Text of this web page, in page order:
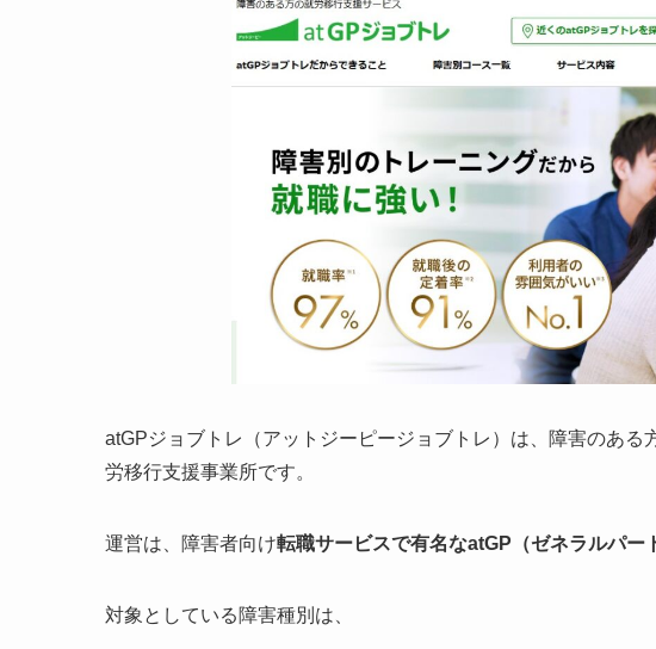
atGPジョブトレ（アットジーピージョブトレ）は、障害のある
労移行支援事業所です。
運営は、障害者向け転職サービスで有名なatGP（ゼネラルパー
対象としている障害種別は、